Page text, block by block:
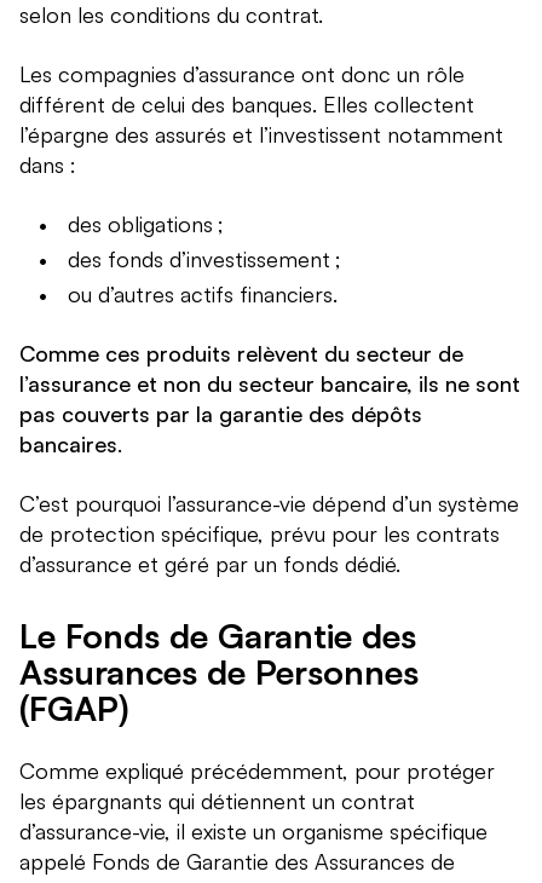
selon les conditions du contrat.
Les compagnies d’assurance ont donc un rôle
différent de celui des banques. Elles collectent
l’épargne des assurés et l’investissent notamment
dans :
des obligations ;
des fonds d’investissement ;
ou d’autres actifs financiers.
Comme ces produits relèvent du secteur de
l’assurance et non du secteur bancaire, ils ne sont
pas couverts par la garantie des dépôts
bancaires.
C’est pourquoi l’assurance-vie dépend d’un système
de protection spécifique, prévu pour les contrats
d’assurance et géré par un fonds dédié.
Le Fonds de Garantie des
Assurances de Personnes
(FGAP)
Comme expliqué précédemment, pour protéger
les épargnants qui détiennent un contrat
d’assurance-vie, il existe un organisme spécifique
appelé Fonds de Garantie des Assurances de